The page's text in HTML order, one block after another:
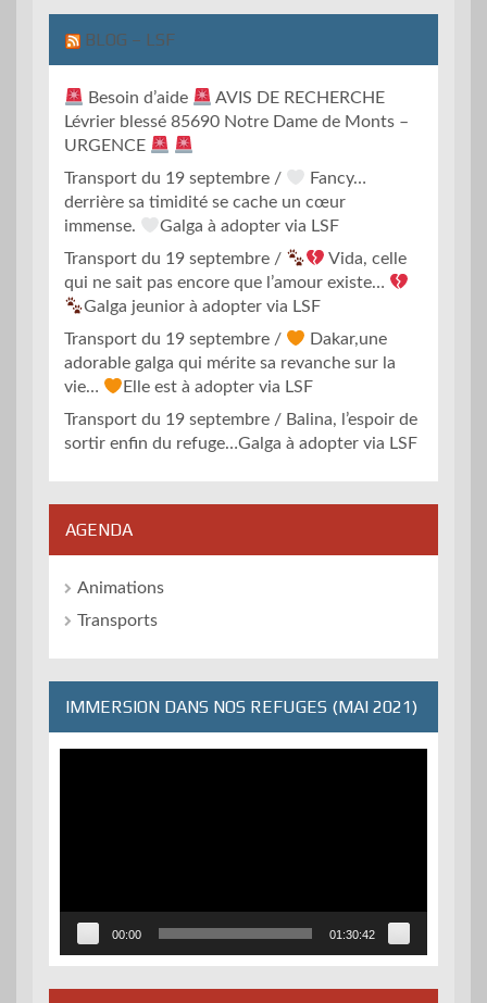
BLOG – LSF
Besoin d’aide
AVIS DE RECHERCHE
Lévrier blessé 85690 Notre Dame de Monts –
URGENCE
Transport du 19 septembre /
Fancy…
derrière sa timidité se cache un cœur
immense.
Galga à adopter via LSF
Transport du 19 septembre /
Vida, celle
qui ne sait pas encore que l’amour existe…
Galga jeunior à adopter via LSF
Transport du 19 septembre /
Dakar,une
adorable galga qui mérite sa revanche sur la
vie…
Elle est à adopter via LSF
Transport du 19 septembre / Balina, l’espoir de
sortir enfin du refuge…Galga à adopter via LSF
AGENDA
Animations
Transports
IMMERSION DANS NOS REFUGES (MAI 2021)
00:00 01:30:42